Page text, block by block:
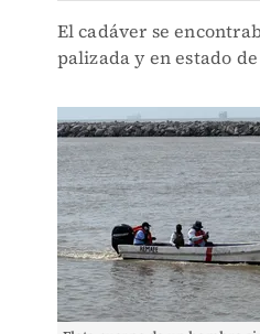
El cadáver se
palizada y en estado